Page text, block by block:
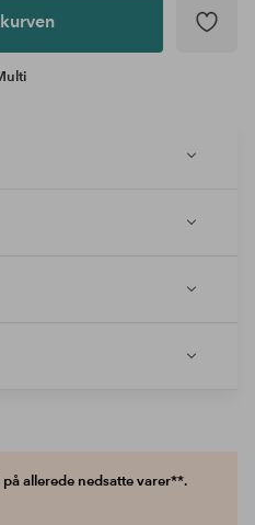
allerede nedsatte varer**.